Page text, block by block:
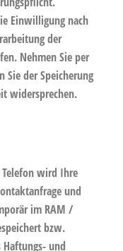
Einwilligung nach
der
Nehmen Sie per
der Speicherung
widersprechen.
wird Ihre
und
im RAM /
bzw.
Haftungs- und